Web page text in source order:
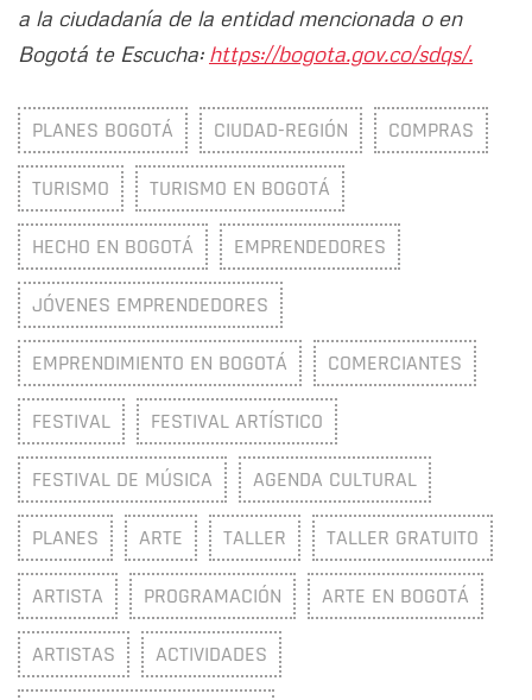
a la ciudadanía de la entidad mencionada o en
Bogotá te Escucha: https://bogota.gov.co/sdqs/.
PLANES BOGOTÁ CIUDAD-REGIÓN COMPRAS
TURISMO TURISMO EN BOGOTÁ
HECHO EN BOGOTÁ EMPRENDEDORES
JÓVENES EMPRENDEDORES
EMPRENDIMIENTO EN BOGOTÁ COMERCIANTES
FESTIVAL FESTIVAL ARTÍSTICO
FESTIVAL DE MÚSICA AGENDA CULTURAL
PLANES ARTE TALLER TALLER GRATUITO
ARTISTA PROGRAMACIÓN ARTE EN BOGOTÁ
ARTISTAS ACTIVIDADES